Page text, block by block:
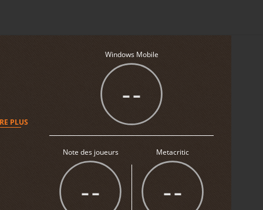
PLUS
Windows Mobile
--
Note des joueurs
--
Metacritic
--